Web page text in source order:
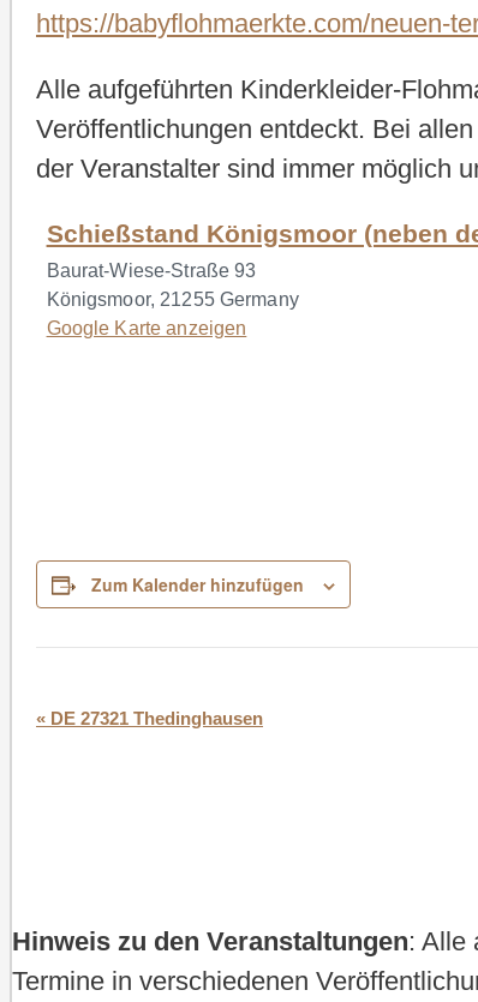
https://babyflohmaerkte.com/neuen-
Alle aufgeführten Kinderkleider-
Veröffentlichungen entdeckt. Bei
der Veranstalter sind immer möglich
Schießstand Königsmoor (neben
Baurat-Wiese-Straße 93
Königsmoor, 21255 Germany
Google Karte anzeigen
Zum Kalender hinzufügen
Veranstaltung-
« DE 27321 Thedinghausen
Hinweis zu den Veranstaltungen: Alle
Termine in verschiedenen